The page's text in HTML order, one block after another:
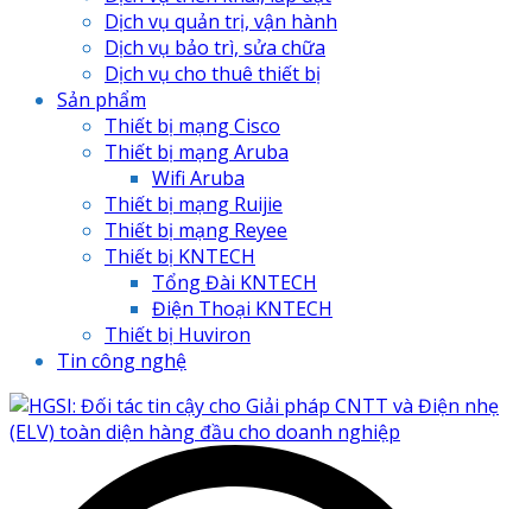
Dịch vụ quản trị, vận hành
Dịch vụ bảo trì, sửa chữa
Dịch vụ cho thuê thiết bị
Sản phẩm
Thiết bị mạng Cisco
Thiết bị mạng Aruba
Wifi Aruba
Thiết bị mạng Ruijie
Thiết bị mạng Reyee
Thiết bị KNTECH
Tổng Đài KNTECH
Điện Thoại KNTECH
Thiết bị Huviron
Tin công nghệ